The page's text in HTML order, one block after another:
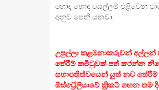
හොඳ හොඳ සෙල්ලම් එළිවෙන
අනුව පෙනී යනවා.
උපුල්ලා කළමනාකරුවන් අල්ලන්
තේරීම් කමිටුවක් පත් කරන්න
සභාපතිත්වයෙන් යුත් නව
ඕස්ට්‍රේලියාවේ ක්‍රිකට් ගහන